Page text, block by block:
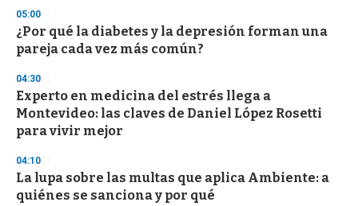
05:00
¿Por qué la diabetes y la depresión forman una
pareja cada vez más común?
04:30
Experto en medicina del estrés llega a
Montevideo: las claves de Daniel López Rosetti
para vivir mejor
04:10
La lupa sobre las multas que aplica Ambiente: a
quiénes se sanciona y por qué